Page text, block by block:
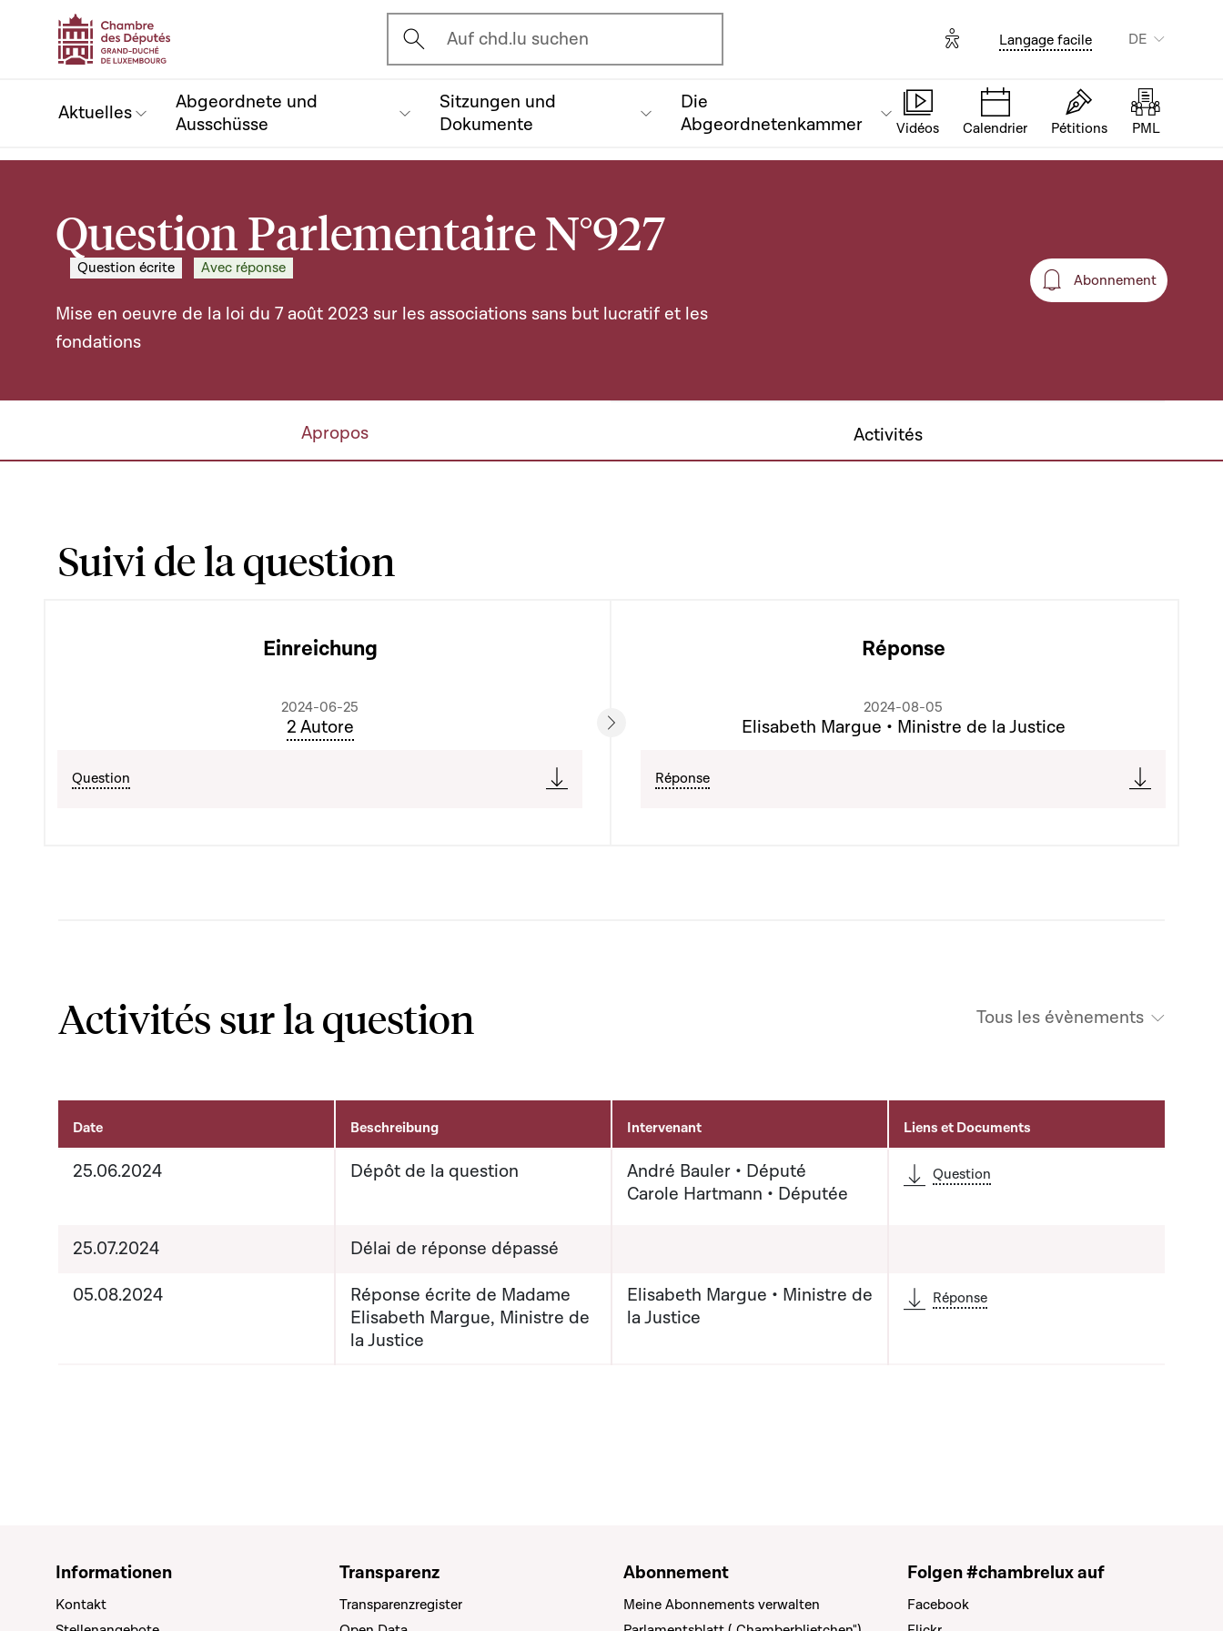
Ouvrir l'écran de recherche
Auf chd.lu suchen Options d'accessibilité
Langage facile DE
Aktuelles
Abgeordnete und
Ausschüsse
Sitzungen und
Dokumente
Die
Abgeordnetenkammer
Vidéos Calendrier Pétitions PML
Question Parlementaire N°927
Question écrite Avec réponse
Mise en oeuvre de la loi du 7 août 2023 sur les associations sans but lucratif et les
fondations
Abonnement
Abonnement
Apropos Activités
Suivi de la question
Einreichung
2024-06-25
2 Autore
Question
Réponse
2024-08-05
Elisabeth Margue • Ministre de la Justice
Réponse
Activités sur la question Tous les évènements
Activités sur le dossier
Date Beschreibung Intervenant Liens et Documents
25.06.2024 Dépôt de la question
André Bauler • Député
Carole Hartmann • Députée
Question
25.07.2024
Délai de réponse dépassé
05.08.2024
Réponse écrite de Madame
Elisabeth Margue, Ministre de
la Justice
Elisabeth Margue • Ministre de
la Justice
Réponse
Informationen
Kontakt
Transparenz
Transparenzregister
Abonnement
Meine Abonnements verwalten
Folgen #chambrelux auf
Facebook